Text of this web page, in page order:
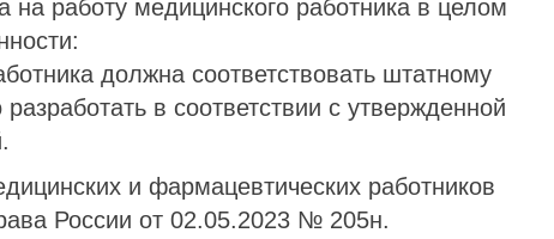
работу медицинского работника в целом
должна соответствовать штатному
в соответствии с утвержденной
и фармацевтических работников
России от 02.05.2023 № 205н.